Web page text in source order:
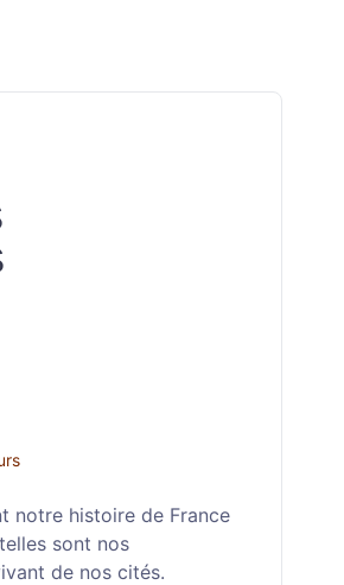
notre histoire de France
sont nos
de nos cités.